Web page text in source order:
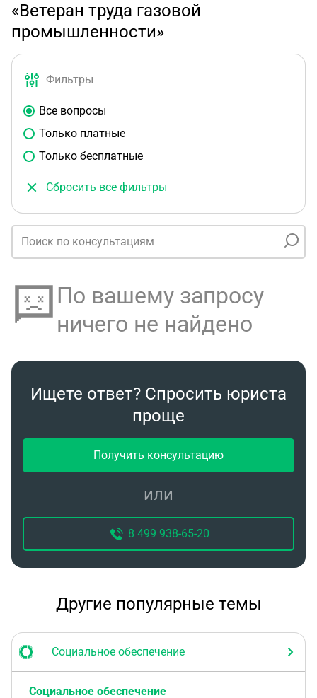
«Ветеран труда газовой
промышленности»
Фильтры
Все вопросы
Только платные
Только бесплатные
Сбросить все фильтры
По вашему запросу
ничего не найдено
Ищете ответ? Спросить юриста
проще
Получить консультацию
или
8 499 938-65-20
Другие популярные темы
Социальное обеспечение
Социальное обеспечение